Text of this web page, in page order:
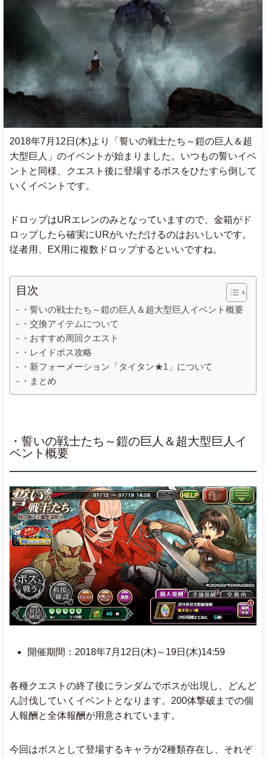
2018年7月12日(木)より「誓いの戦士たち～鎧の巨人＆超
大型巨人」のイベントが始まりました。いつもの誓いイベ
ントと同様、クエスト後に登場するボスをひたすら倒して
いくイベントです。
ドロップはURエレンのみとなっていますので、金箱がド
ロップしたら確実にURがいただけるのはおいしいです。
従者用、EX用に複数ドロップするといいですね。
目次
・誓いの戦士たち～鎧の巨人＆超大型巨人イベント概要
・交換アイテムについて
・おすすめ周回クエスト
・レイドボス攻略
・新フォーメーション「タイタン★1」について
・まとめ
・誓いの戦士たち～鎧の巨人＆超大型巨人イ
ベント概要
開催期間：2018年7月12日(木)～19日(木)14:59
各種クエストの終了後にランダムでボスが出現し、どんど
ん討伐していくイベントとなります。200体撃破までの個
人報酬と全体報酬が用意されています。
今回はボスとして登場するキャラが2種類存在し、それぞ